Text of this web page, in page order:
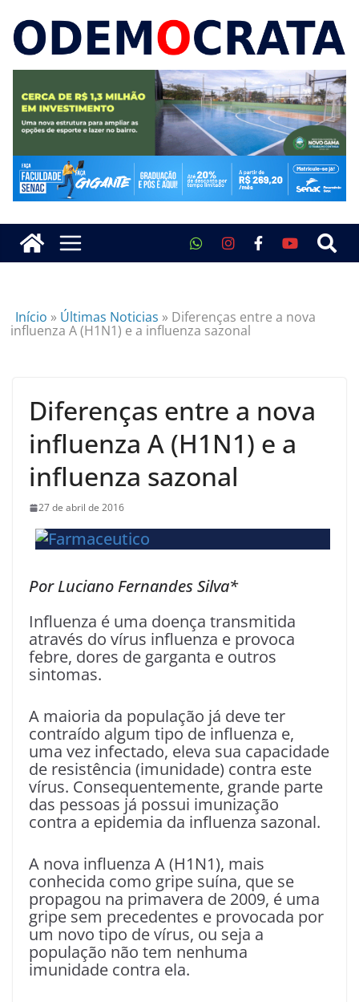
Início » Últimas Noticias » Diferenças entre a nova
influenza A (H1N1) e a influenza sazonal
Diferenças entre a nova
influenza A (H1N1) e a
influenza sazonal
27 de abril de 2016
Por Luciano Fernandes Silva*
Influenza é uma doença transmitida
através do vírus influenza e provoca
febre, dores de garganta e outros
sintomas.
A maioria da população já deve ter
contraído algum tipo de influenza e,
uma vez infectado, eleva sua capacidade
de resistência (imunidade) contra este
vírus. Consequentemente, grande parte
das pessoas já possui imunização
contra a epidemia da influenza sazonal.
A nova influenza A (H1N1), mais
conhecida como gripe suína, que se
propagou na primavera de 2009, é uma
gripe sem precedentes e provocada por
um novo tipo de vírus, ou seja a
população não tem nenhuma
imunidade contra ela.